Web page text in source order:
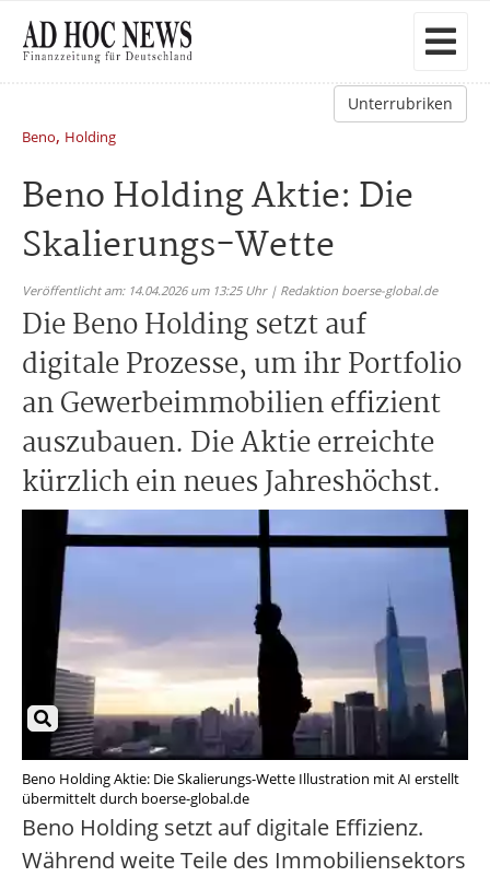
Unterrubriken
Beno, Holding
Beno Holding Aktie: Die
Skalierungs-Wette
Veröffentlicht am: 14.04.2026 um 13:25 Uhr | Redaktion boerse-global.de
Die Beno Holding setzt auf
digitale Prozesse, um ihr Portfolio
an Gewerbeimmobilien effizient
auszubauen. Die Aktie erreichte
kürzlich ein neues Jahreshöchst.
Beno Holding Aktie: Die Skalierungs-Wette Illustration mit AI erstellt
übermittelt durch boerse-global.de
Beno Holding setzt auf digitale Effizienz.
Während weite Teile des Immobiliensektors